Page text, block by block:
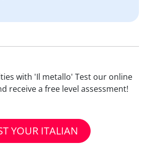
with 'Il metallo' Test our online
receive a free level assessment!
YOUR ITALIAN